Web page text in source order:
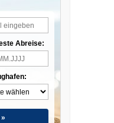
Abreise: